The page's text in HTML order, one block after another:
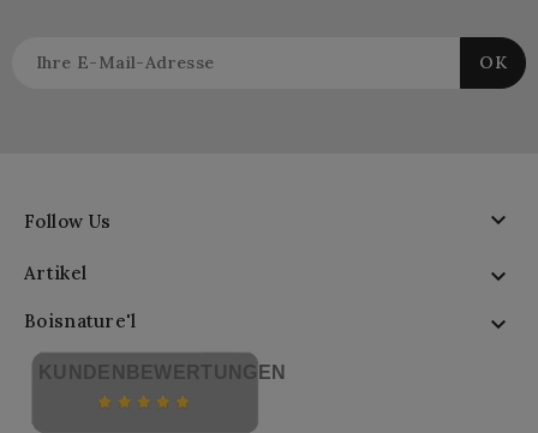
Follow Us 
Artikel 
Boisnature'l 
KUNDENBEWERTUNGEN